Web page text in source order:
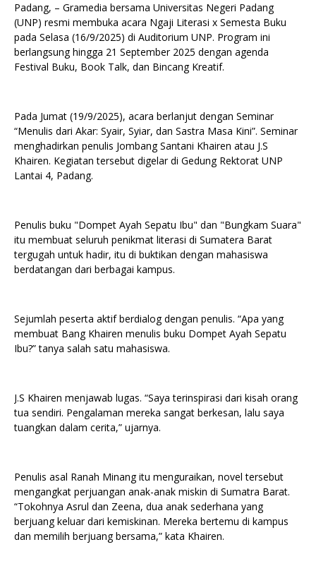
Padang, – Gramedia bersama Universitas Negeri Padang
(UNP) resmi membuka acara Ngaji Literasi x Semesta Buku
pada Selasa (16/9/2025) di Auditorium UNP. Program ini
berlangsung hingga 21 September 2025 dengan agenda
Festival Buku, Book Talk, dan Bincang Kreatif.
Pada Jumat (19/9/2025), acara berlanjut dengan Seminar
“Menulis dari Akar: Syair, Syiar, dan Sastra Masa Kini”. Seminar
menghadirkan penulis Jombang Santani Khairen atau J.S
Khairen. Kegiatan tersebut digelar di Gedung Rektorat UNP
Lantai 4, Padang.
Penulis buku "Dompet Ayah Sepatu Ibu" dan "Bungkam Suara"
itu membuat seluruh penikmat literasi di Sumatera Barat
tergugah untuk hadir, itu di buktikan dengan mahasiswa
berdatangan dari berbagai kampus.
Sejumlah peserta aktif berdialog dengan penulis. “Apa yang
membuat Bang Khairen menulis buku Dompet Ayah Sepatu
Ibu?” tanya salah satu mahasiswa.
J.S Khairen menjawab lugas. “Saya terinspirasi dari kisah orang
tua sendiri. Pengalaman mereka sangat berkesan, lalu saya
tuangkan dalam cerita,” ujarnya.
Penulis asal Ranah Minang itu menguraikan, novel tersebut
mengangkat perjuangan anak-anak miskin di Sumatra Barat.
“Tokohnya Asrul dan Zeena, dua anak sederhana yang
berjuang keluar dari kemiskinan. Mereka bertemu di kampus
dan memilih berjuang bersama,” kata Khairen.